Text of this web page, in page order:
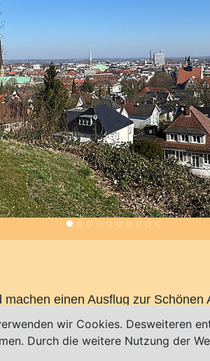
einen Ausflug zur Schönen
wir Cookies. Desweiteren
Durch die weitere Nutzung der